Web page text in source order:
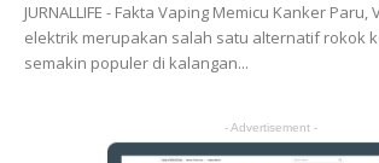
JURNALLIFE - Fakta Vaping Memicu Kanker
elektrik merupakan salah satu alternatif rokok
semakin populer di kalangan...
- Advertisement -